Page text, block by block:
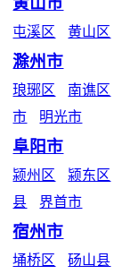
屯溪区 黄山区
滁州市
琅琊区 南谯区
市
明光市
阜阳市
颍州区 颍东区
县
界首市
宿州市
埇桥区 砀山县